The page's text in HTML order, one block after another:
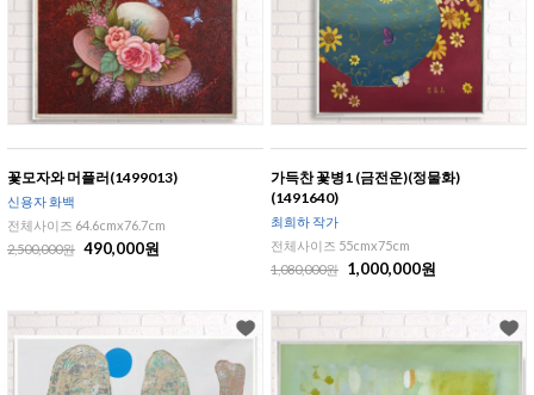
꽃모자와 머플러(1499013)
신용자 화백
전체사이즈 64.6cmx76.7cm
2,500,000원 490,000원
가득찬 꽃병1 (금전운)(정물화)
(1491640)
최희하 작가
전체사이즈 55cmx75cm
1,080,000원
1,000,000원